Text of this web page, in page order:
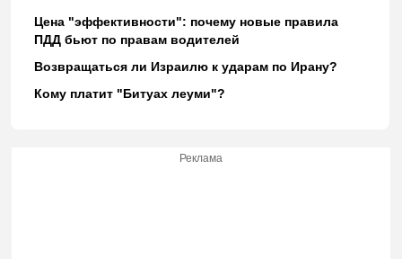
Цена "эффективности": почему новые правила
ПДД бьют по правам водителей
Возвращаться ли Израилю к ударам по Ирану?
Кому платит "Битуах леуми"?
Реклама